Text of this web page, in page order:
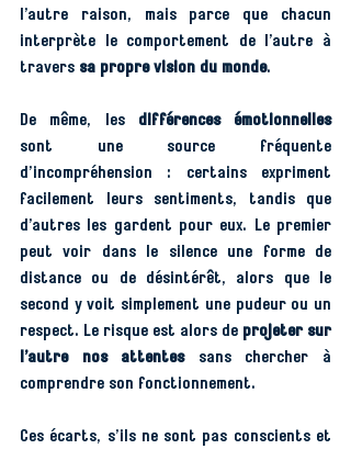
l’autre raison, mais parce que chacun
interprète le comportement de l’autre à
travers sa propre vision du monde.
De même, les différences émotionnelles
sont une source fréquente
d’incompréhension : certains expriment
facilement leurs sentiments, tandis que
d’autres les gardent pour eux. Le premier
peut voir dans le silence une forme de
distance ou de désintérêt, alors que le
second y voit simplement une pudeur ou un
respect. Le risque est alors de projeter sur
l’autre nos attentes sans chercher à
comprendre son fonctionnement.
Ces écarts, s’ils ne sont pas conscients et